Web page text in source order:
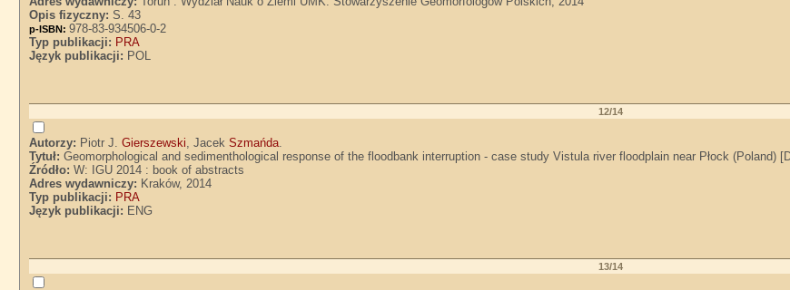
Opis fizyczny:S. 43
p-ISBN:978-83-934506-0-2
Typ publikacji: PRA
Język publikacji: POL
12/14
Autorzy: Piotr J.Gierszewski, JacekSzmańda.
Tytuł:Geomorphological and sedimenthological response of the floodbank interruption - case study Vistula river floodplain near Płock
Źródło:W: IGU 2014 : book of abstracts
Adres wydawniczy: Kraków, 2014
Typ publikacji: PRA
Język publikacji: ENG
13/14